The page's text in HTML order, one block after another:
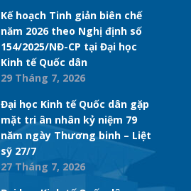
Kế hoạch Tinh giản biên chế
năm 2026 theo Nghị định số
154/2025/NĐ-CP tại Đại học
Kinh tế Quốc dân
29 Tháng 7, 2026
Đại học Kinh tế Quốc dân gặp
mặt tri ân nhân kỷ niệm 79
năm ngày Thương binh – Liệt
sỹ 27/7
27 Tháng 7, 2026